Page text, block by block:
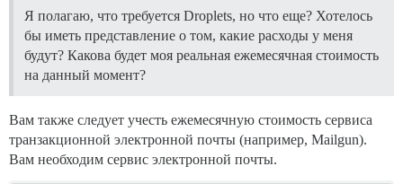
Я полагаю, что требуется Droplets, но что еще? Хотелось
бы иметь представление о том, какие расходы у меня
будут? Какова будет моя реальная ежемесячная стоимость
на данный момент?
Вам также следует учесть ежемесячную стоимость сервиса
транзакционной электронной почты (например, Mailgun).
Вам необходим сервис электронной почты.